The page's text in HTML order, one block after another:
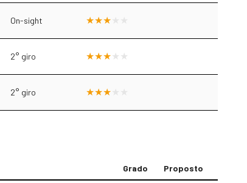
On-sight
2° giro
2° giro
Grado Proposto